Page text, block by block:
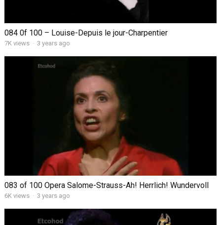
084 0f 100 – Louise-Depuis le jour-Charpentier
7K views · 3 years ago
083 of 100 Opera Salome-Strauss-Ah! Herrlich! Wundervoll
6K views · 3 years ago